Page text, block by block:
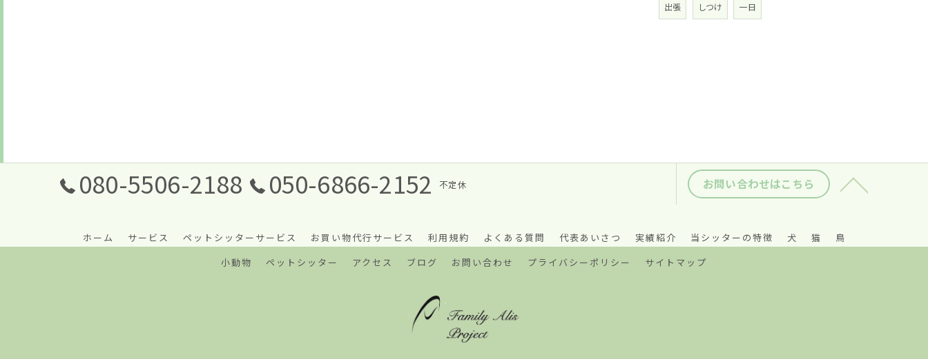
出張 しつけ 一日
080-5506-2188 050-6866-2152 不定休 お問い合わせはこちら
ホーム サービス ペットシッターサービス お買い物代行サービス 利用規約 よくある質問 代表あいさつ 実績紹介 当シッターの特徴 犬 猫
鳥
小動物
ペットシッター アクセス ブログ お問い合わせ プライバシーポリシー サイトマップ